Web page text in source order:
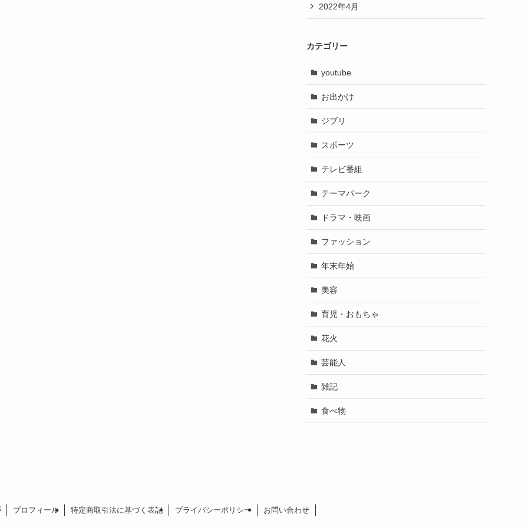
2022年4月
カテゴリー
youtube
お出かけ
ジブリ
スポーツ
テレビ番組
テーマパーク
ドラマ・映画
ファッション
年末年始
美容
育児・おもちゃ
花火
芸能人
雑記
食べ物
プロフィール 特定商取引法に基づく表記 プライバシーポリシー お問い合わせ